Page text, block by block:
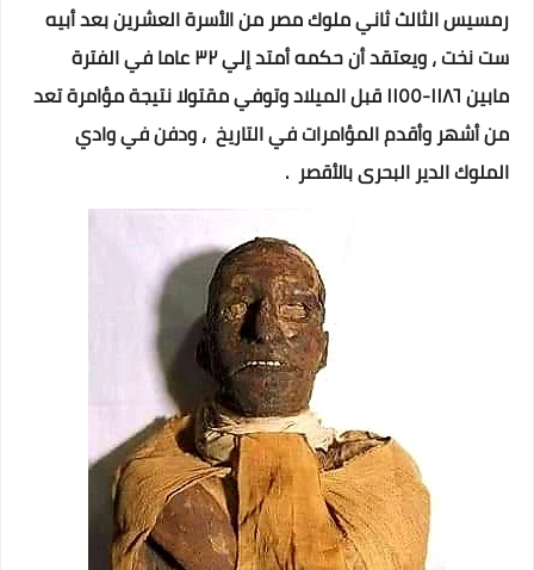
رمسيس الثالث ثاني ملوك مصر من الأسرة العشرين بعد أبيه
ست نخت ، ويعتقد أن حكمه أمتد إلي ٣٢ عاما في الفترة
مابين ١١٨٦-١١٥٥ قبل الميلاد وتوفي مقتولا نتيجة مؤامرة تعد
من أشهر وأقدم المؤامرات في التاريخ ، ودفن في وادي
الملوك الدير البحرى بالأقصر .